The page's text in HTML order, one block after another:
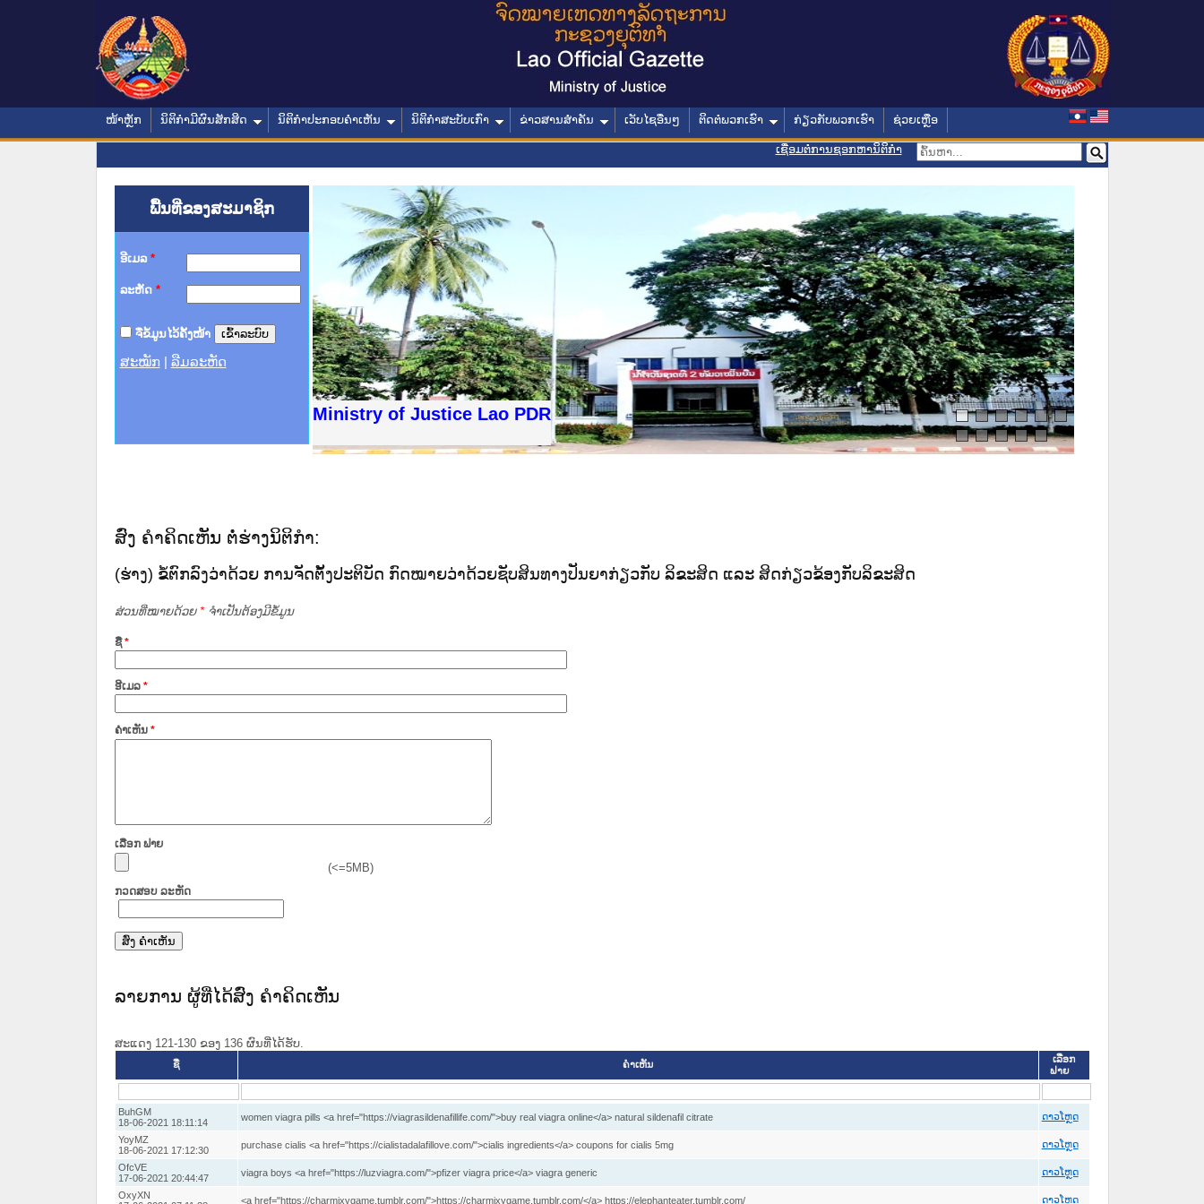
ໜ້າຫຼັກ ນິຕິກໍາມີຜົນສັກສິດ ນິຕິກໍາປະກອບຄໍາເຫັນ ນິຕິກໍາສະບັບເກົ່າ ຂ່າວສານສໍາຄັນ ເວັບໄຊອື່ນໆ ຕິດຕໍ່ພວກເຮົາ ກ່ຽວກັບພວກເຮົາ ຊ່ວຍເຫຼືອ
ເຊື່ອມຕໍ່ການຊອກຫານິຕິກຳ
ພື້ນທີ່ຂອງສະມາຊິກ
ອີເມລ *
ລະຫັດ *
ຈື່ຂໍ້ມູນໄວ້ຄັ້ງໜ້າ
ສະໝັກ ລືມລະຫັດ
Ministry of Justice Lao PDR
ານສະພາປະຊາຊົນ ພາກເໜືອ
ທາງລັດຖະການ
ສຳລັບ ພາກກາງ
ສຳລັບ ພາກໃຕ້
ວິທະຍາຄານຕຳຫຼວດປະຊາຊົນ
ວິທະຍາຄານສັນຕິບານປະຊາຊົນ
ຂັ້ນແຂວງພາກເໜືອ
ານສະພາປະຊາຊົນ ພາກກາງ
ສົ່ງ ຄໍາຄິດເຫັນ ຕໍ່ຮ່າງນິຕິກໍາ:
(ຮ່າງ) ຂໍ້​ຕົກ​ລົງ​ວ່າ​ດ້ວຍ ການ​ຈັດ​ຕັ້ງ​ປະ​ຕິ​ບັດ ກົດ​ໝາຍ​ວ່າ​ດ້ວຍ​ຊັບ​ສິນ​ທາງ​ປັນ​ຍາ​ກ່ຽວ​ກັບ ລິ​ຂະ​ສິດ ແລະ ສິດ​ກ່ຽວ​ຂ້ອງ​ກັບ​ລິ​ຂະສິດ
ສ່ວນທີ່ໝາຍດ້ວຍ *ຈໍາເປັນຕ້ອງມີຂໍ້ມູນ
ຊື່*
ອີເມລ *
ຄໍາເຫັນ *
ເລືອກ ຟາຍ
(<=5MB)
ກວດສອບ ລະຫັດ
ລາຍການ ຜູ້ທີ່ໄດ້ສົ່ງ ຄໍາຄິດເຫັນ
ສະແດງ 121-130 ຂອງ 136 ຜົນທີ່ໄດ້ຮັບ.
ຊື່ ຄໍາເຫັນ
ເລືອກ
ຟາຍ
BuhGM
18-06-2021 18:11:14
women viagra pills <a href="https://viagrasildenafillife.com/">buy real viagra online</a> natural sildenafil citrate ດາວໂຫຼດ
YoyMZ
18-06-2021 17:12:30
purchase cialis <a href="https://cialistadalafillove.com/">cialis ingredients</a> coupons for cialis 5mg ດາວໂຫຼດ
OfcVE
17-06-2021 20:44:47
viagra boys <a href="https://luzviagra.com/">pfizer viagra price</a> viagra generic ດາວໂຫຼດ
OxyXN
<a href="https://charmixygame.tumblr.com/">https://charmixygame.tumblr.com/</a> https://elephanteater.tumblr.com/ ດາວໂຫຼດ